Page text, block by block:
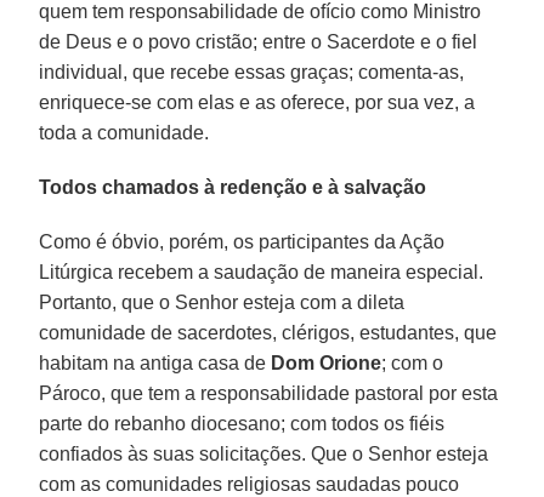
quem tem responsabilidade de ofício como Ministro
de Deus e o povo cristão; entre o Sacerdote e o fiel
individual, que recebe essas graças; comenta-as,
enriquece-se com elas e as oferece, por sua vez, a
toda a comunidade.
Todos chamados à redenção e à salvação
Como é óbvio, porém, os participantes da Ação
Litúrgica recebem a saudação de maneira especial.
Portanto, que o Senhor esteja com a dileta
comunidade de sacerdotes, clérigos, estudantes, que
habitam na antiga casa de Dom Orione; com o
Pároco, que tem a responsabilidade pastoral por esta
parte do rebanho diocesano; com todos os fiéis
confiados às suas solicitações. Que o Senhor esteja
com as comunidades religiosas saudadas pouco